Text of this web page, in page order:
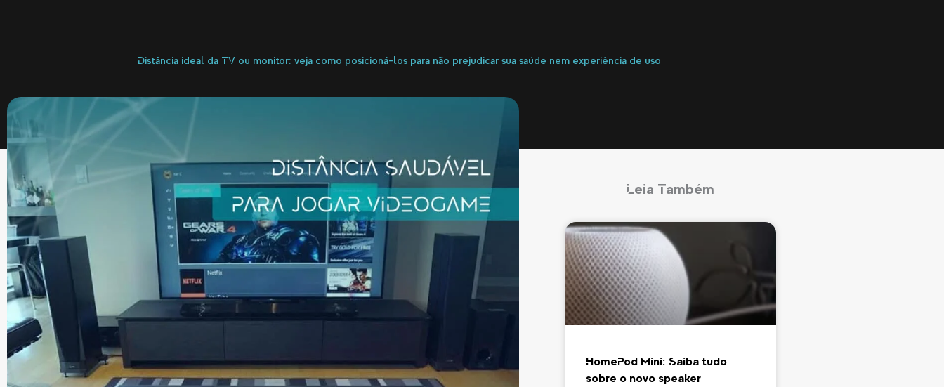
Distância ideal da TV ou monitor: veja como posicioná-los para não prejudicar sua saúde nem experiência de uso
Leia Também
HomePod Mini: Saiba tudo
sobre o novo speaker